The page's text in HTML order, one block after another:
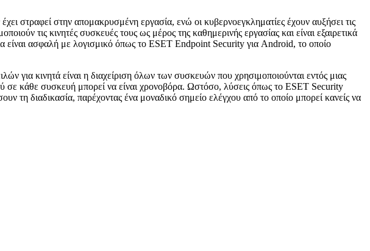
στραφεί στην απομακρυσμένη εργασία, ενώ οι κυβερνοεγκληματίες έχουν αυξήσει τις
τις κινητές συσκευές τους ως μέρος της καθημερινής εργασίας και είναι εξαιρετικά
είναι ασφαλή με λογισμικό όπως το ESET Endpoint Security για Android, το οποίο
για κινητά είναι η διαχείριση όλων των συσκευών που χρησιμοποιούνται εντός μιας
σε κάθε συσκευή μπορεί να είναι χρονοβόρα. Ωστόσο, λύσεις όπως το ESET Security
τη διαδικασία, παρέχοντας ένα μοναδικό σημείο ελέγχου από το οποίο μπορεί κανείς να